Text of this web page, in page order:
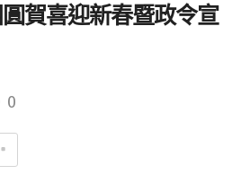
賀喜迎新春暨政令宣
0